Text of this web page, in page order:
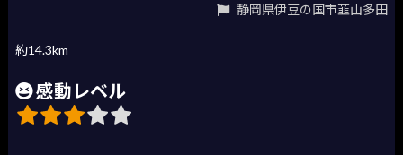
静岡県伊豆の国市韮山多田
約14.3km
感動レベル